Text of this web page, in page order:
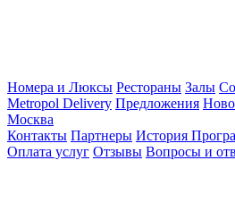
Номера и Люксы Рестораны Залы
Metropol Delivery Предложения
Москва
Контакты Партнеры История
Оплата услуг Отзывы Вопросы и